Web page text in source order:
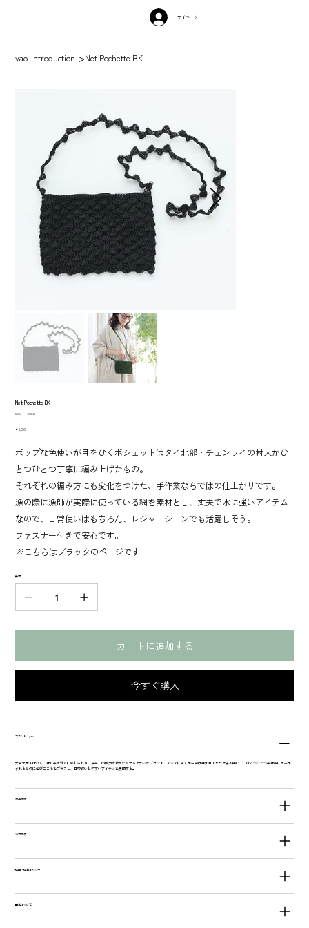
マイページ
yao-introduction >Net Pochette BK
Net Pochette BK
SKU：
SKU：
950243
価
￥3,850
ポップな色使いが目をひくポシェットはタイ北部・チェンライの村人がひ
とつひとつ丁寧に編み上げたもの。
それぞれの編み方にも変化をつけた、手作業ならではの仕上がりです。
漁の際に漁師が実際に使っている網を素材とし、丈夫で水に強いアイテム
なので、日常使いはもちろん、レジャーシーンでも活躍しそう。
ファスナー付きで安心です。
※こちらはブラックのページです
数量
カートに追加する
今すぐ購入
ブランド：yao
大量生産ではなく、作り手を近くに感じられる「民芸」の魅力を伝えたく立ち上がったブランド。アジアに古くから受け継がれてきた技法を用いて、ひとつひとつ手作業に生み出
されるものに遊びごころをプラスし、日常使いしやすいアイテムを展開する。
商品情報
注意事項
返品・返金ポリシー
配送について